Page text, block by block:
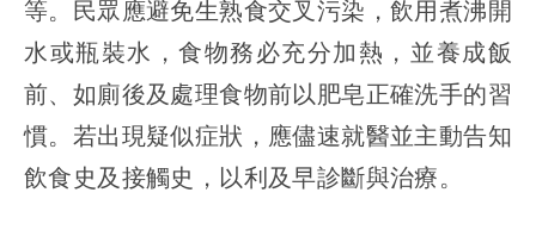
等。民眾應避免生熟食交叉污染，飲用煮沸開
水或瓶裝水，食物務必充分加熱，並養成飯
前、如廁後及處理食物前以肥皂正確洗手的習
慣。若出現疑似症狀，應儘速就醫並主動告知
飲食史及接觸史，以利及早診斷與治療。